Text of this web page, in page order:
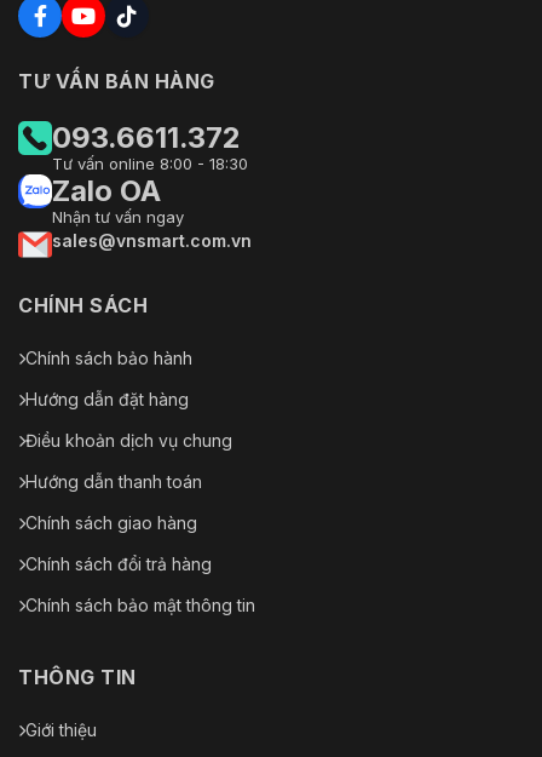
TƯ VẤN BÁN HÀNG
093.6611.372
Tư vấn online 8:00 - 18:30
Zalo OA
Nhận tư vấn ngay
sales@vnsmart.com.vn
CHÍNH SÁCH
Chính sách bảo hành
Hướng dẫn đặt hàng
Điều khoản dịch vụ chung
Hướng dẫn thanh toán
Chính sách giao hàng
Chính sách đổi trả hàng
Chính sách bảo mật thông tin
THÔNG TIN
Giới thiệu